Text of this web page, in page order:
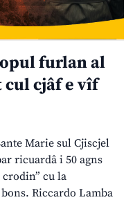
furlan al
cjâf e vîf
Marie sul Cjiscjel
ricuardâ i 50 agns
cu la
Riccardo Lamba